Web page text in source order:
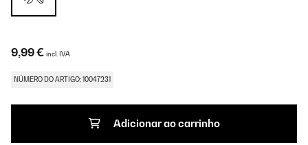
9,99 € incl. IVA
NÚMERO DO ARTIGO: 10047231
Adicionar ao carrinho